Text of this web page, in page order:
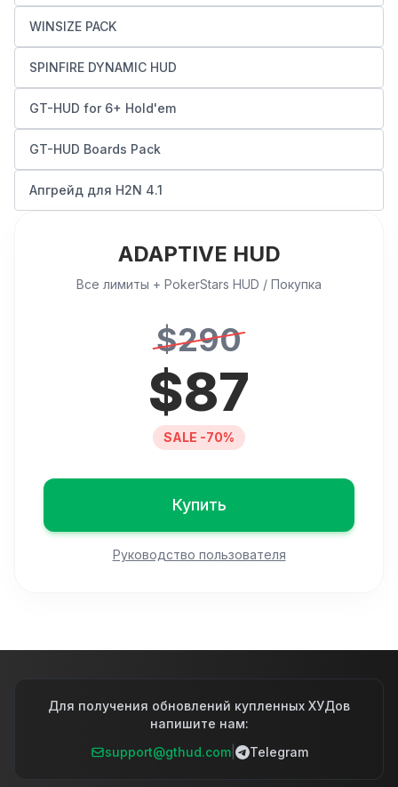
WINSIZE PACK
SPINFIRE DYNAMIC HUD
GT-HUD for 6+ Hold'em
GT-HUD Boards Pack
Апгрейд для H2N 4.1
ADAPTIVE HUD
Все лимиты + PokerStars HUD / Покупка
$290
$87
SALE -70%
Купить
Руководство пользователя
Для получения обновлений купленных ХУДов
напишите нам:
support@gthud.com| Telegram